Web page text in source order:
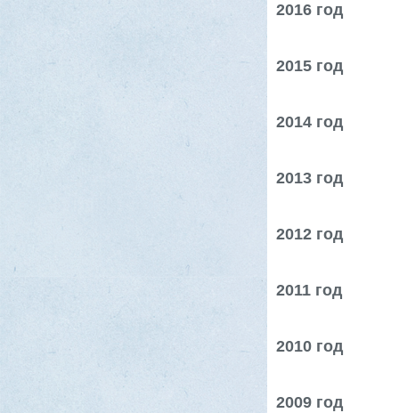
2016 год
2015 год
2014 год
2013 год
2012 год
2011 год
2010 год
2009 год